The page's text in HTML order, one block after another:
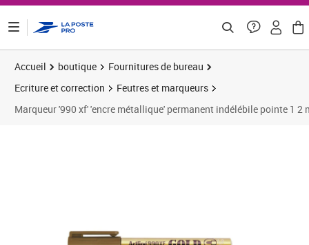
Accueil boutique
Fournitures de bureau
Ecriture et correction
Feutres et marqueurs
Marqueur '990 xf' 'encre métallique' permanent indélébile pointe 1 2